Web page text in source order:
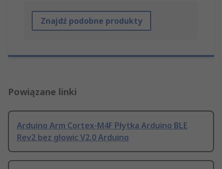
Znajdź podobne produkty
Powiązane linki
Arduino Arm Cortex-M4F Płytka Arduino BLE
Rev2 bez głowic V2.0 Arduino